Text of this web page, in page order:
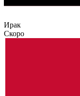
Ирак
Скоро